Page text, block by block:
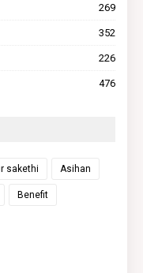
269
352
226
476
sakethi Asihan
Benefit